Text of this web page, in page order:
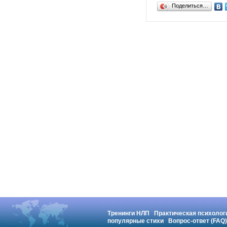
Поделиться…
Тренинги НЛП
Практическая
популярные стихи
Вопрос-ответ (FAQ)